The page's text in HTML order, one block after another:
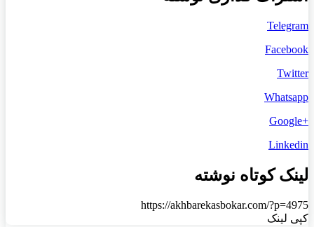
Telegram
Facebook
Twitter
Whatsapp
+Google
Linkedin
لینک کوتاه نوشته
https://akhbarekasbokar.com/?p=4975
کپی لینک